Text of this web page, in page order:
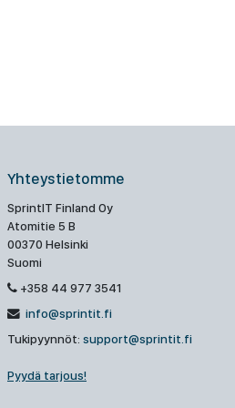
Yhteystietomme
SprintIT Finland Oy
Atomitie 5 B
00370 Helsinki
Suomi
+358 44 977 3541
info@sprintit.fi
Tukipyynnöt: support@sprintit.fi
Pyydä tarjous!